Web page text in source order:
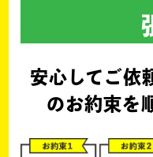
安心してご依
のお約束を